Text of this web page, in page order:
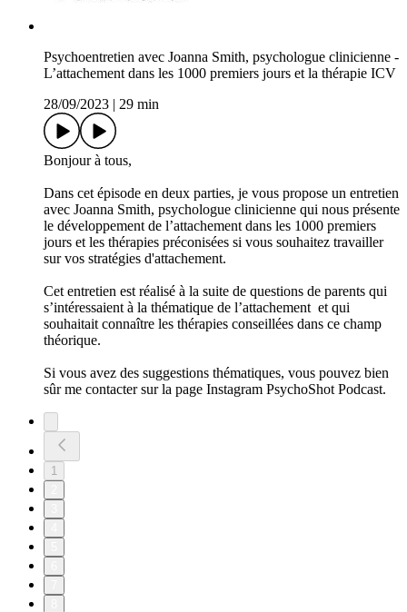
Psychoentretien avec Joanna Smith, psychologue clinicienne -
L’attachement dans les 1000 premiers jours et la thérapie ICV
28/09/2023
29 min
Bonjour à tous,
Dans cet épisode en deux parties, je vous propose un entretien
avec Joanna Smith, psychologue clinicienne qui nous présente
le développement de l’attachement dans les 1000 premiers
jours et les thérapies préconisées si vous souhaitez travailler
sur vos stratégies d'attachement.
Cet entretien est réalisé à la suite de questions de parents qui
s’intéressaient à la thématique de l’attachement et qui
souhaitait connaître les thérapies conseillées dans ce champ
théorique.
Si vous avez des suggestions thématiques, vous pouvez bien
sûr me contacter sur la page Instagram PsychoShot Podcast.
1